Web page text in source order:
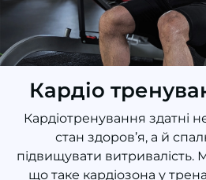
Кардіо
Кардіотренування здатні
стан здоров’я, а й
підвищувати витривалість.
що таке кардіозона у